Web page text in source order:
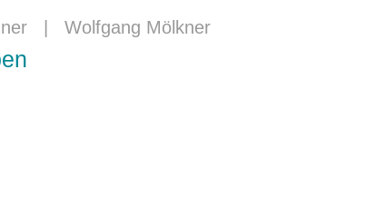
Wolfgang Mölkner